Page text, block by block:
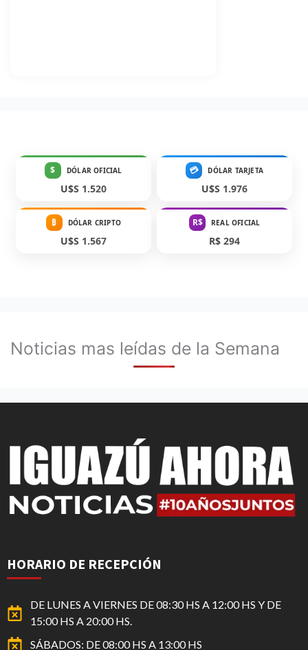
$ DÓLAR OFICIAL
U$S 1.520
💳 DÓLAR TARJETA
U$S 1.976
₿ DÓLAR CRIPTO
U$S 1.567
R$ REAL OFICIAL
R$ 294
Noticias mas leídas de la Semana
HORARIO DE RECEPCIÓN
DE LUNES A VIERNES DE 08:30 HS A 12:00 HS Y DE
15:00 HS A 20:00 HS.
SÁBADOS: DE 08:00 HS A 13:00 HS